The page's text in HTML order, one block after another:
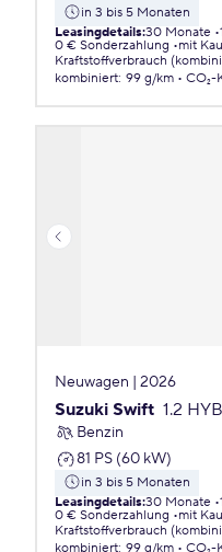
in 3 bis 5 Monaten
Leasingdetails:30 Monate
0 € Sonderzahlung
mit
Kraftstoffverbrauch
kombiniert: 99 g/km CO₂-
Neuwagen | 2026
Suzuki Swift 1.2
Benzin
81 PS (60 kW)
in 3 bis 5 Monaten
Leasingdetails:30 Monate
0 € Sonderzahlung
mit
Kraftstoffverbrauch
kombiniert: 99 g/km CO₂-